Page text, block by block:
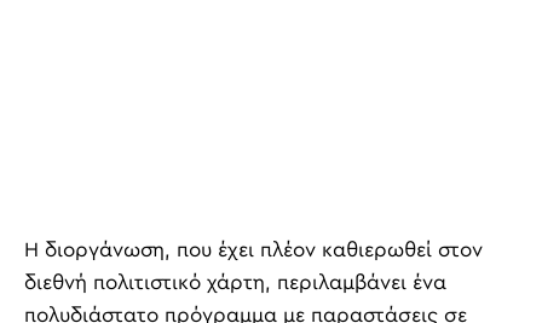
Η διοργάνωση, που έχει πλέον καθιερωθεί στον
διεθνή πολιτιστικό χάρτη, περιλαμβάνει ένα
πολυδιάστατο πρόγραμμα με παραστάσεις σε